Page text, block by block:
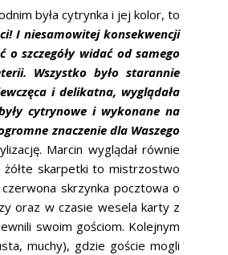
była cytrynka i jej kolor, to
I niesamowitej konsekwencji
szczegóły widać od samego
Wszystko było starannie
i delikatna, wyglądała
cytrynowe i wykonane na
znaczenie dla Waszego
Marcin wyglądał równie
skarpetki to mistrzostwo
skrzynka pocztowa o
oraz w czasie wesela karty z
swoim gościom. Kolejnym
muchy), gdzie goście mogli